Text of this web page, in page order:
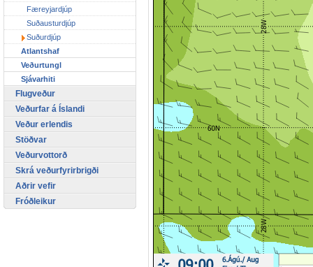
Færeyjardjúp
Suðausturdjúp
Suðurdjúp
Atlantshaf
Veðurtungl
Sjávarhiti
Flugveður
Veðurfar á Íslandi
Veður erlendis
Stöðvar
Veðurvottorð
Skrá veðurfyrirbrigði
Aðrir vefir
Fróðleikur